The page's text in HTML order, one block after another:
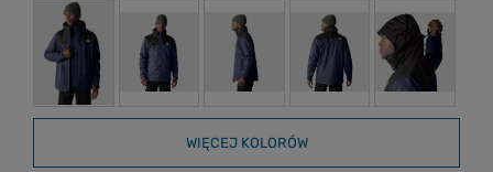
WIĘCEJ KOLORÓW